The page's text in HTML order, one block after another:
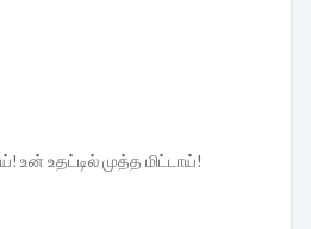
உன் உதட்டில் முத்த மிட்டாய்!